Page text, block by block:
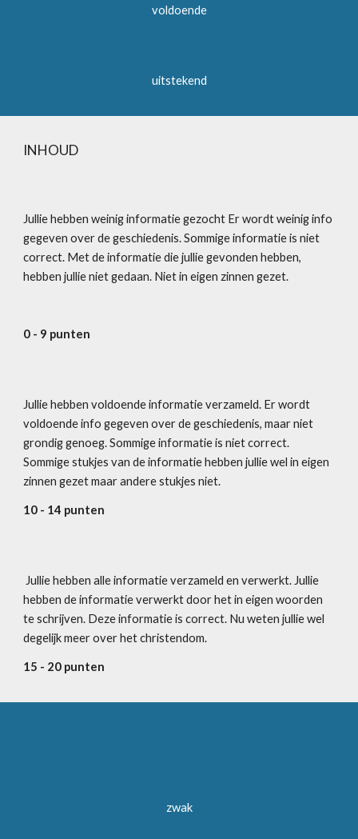
voldoende
uitstekend
INHOUD
Jullie hebben weinig informatie gezocht Er wordt weinig info
gegeven over de geschiedenis. Sommige informatie is niet
correct. Met de informatie die jullie gevonden hebben,
hebben jullie niet gedaan. Niet in eigen zinnen gezet.
0 - 9 punten
Jullie hebben voldoende informatie verzameld. Er wordt
voldoende info gegeven over de geschiedenis, maar niet
grondig genoeg. Sommige informatie is niet correct.
Sommige stukjes van de informatie hebben jullie wel in eigen
zinnen gezet maar andere stukjes niet.
10 - 14 punten
hebben de informatie verwerkt door het in eigen woorden
te schrijven. Deze informatie is correct. Nu weten jullie wel
degelijk meer over het christendom.
15 - 20 punten
zwak